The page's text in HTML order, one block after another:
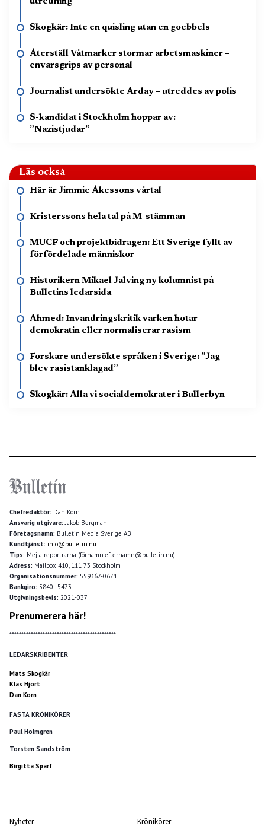
Skogkär: Inte en quisling utan en goebbels
Återställ Våtmarker stormar arbetsmaskiner –
envarsgrips av personal
Journalist undersökte Arday – utreddes av polis
S-kandidat i Stockholm hoppar av:
”Nazistjudar”
Läs också
Här är Jimmie Åkessons vårtal
Kristerssons hela tal på M-stämman
MUCF och projektbidragen: Ett Sverige fyllt av
förfördelade människor
Historikern Mikael Jalving ny kolumnist på
Bulletins ledarsida
Ahmed: Invandringskritik varken hotar
demokratin eller normaliserar rasism
Forskare undersökte språken i Sverige: ”Jag
blev rasistanklagad”
Skogkär: Alla vi socialdemokrater i Bullerbyn
Chefredaktör: Dan Korn
Ansvarig utgivare: Jakob Bergman
Företagsnamn: Bulletin Media Sverige AB
Kundtjänst: info@bulletin.nu
Tips: Mejla reportrarna (förnamn.efternamn@bulletin.nu)
Adress: Mailbox 410, 111 73 Stockholm
Organisationsnummer: 559367-0671
Bankgiro: 5840–5473
Utgivningsbevis: 2021-037
Prenumerera här!
*********************************************
LEDARSKRIBENTER
Mats Skogkär
Klas Hjort
Dan Korn
FASTA KRÖNIKÖRER
Paul Holmgren
Torsten Sandström
Birgitta Sparf
Nyheter Krönikörer